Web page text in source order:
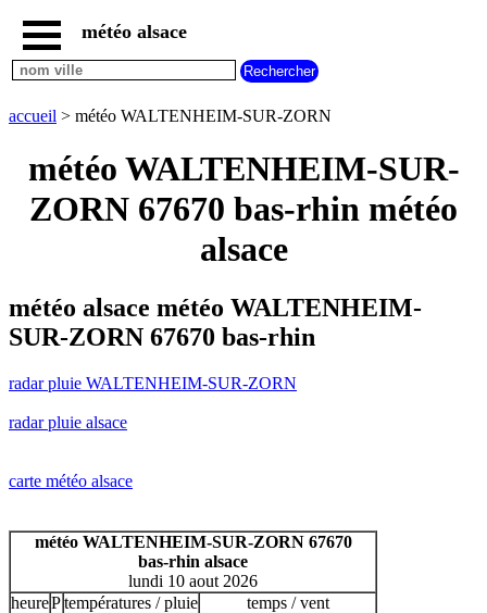
accueil
radar
WALTENHEIM-
ZORN
météo
alsace
carte
météo
météo
A B C D E
H
I J K L M
N
T
U
V
W X Y Z
météo alsace
accueil > météo WALTENHEIM-SUR-ZORN
météo WALTENHEIM-SUR-
ZORN 67670 bas-rhin météo
alsace
météo alsace météo WALTENHEIM-
SUR-ZORN 67670 bas-rhin
radar pluie WALTENHEIM-SUR-ZORN
radar pluie alsace
carte météo alsace
météo WALTENHEIM-SUR-ZORN 67670
bas-rhin alsace
lundi 10 aout 2026
heurePtempératures / pluie temps / vent